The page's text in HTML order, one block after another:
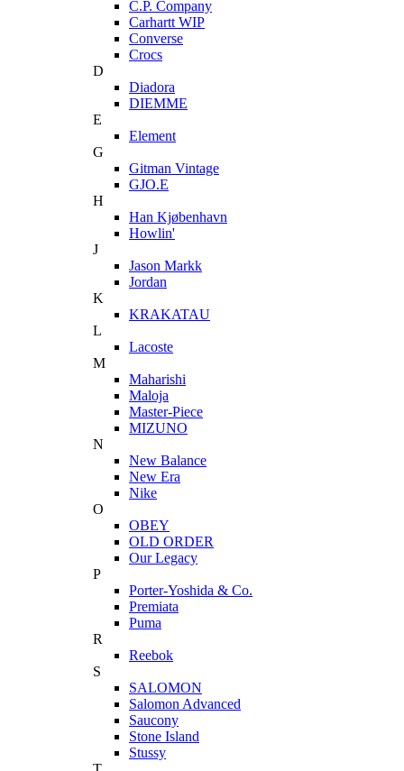
C.P. Company
Carhartt WIP
Converse
Crocs
D
Diadora
DIEMME
E
Element
G
Gitman Vintage
GJO.E
H
Han Kjøbenhavn
Howlin'
J
Jason Markk
Jordan
K
KRAKATAU
L
Lacoste
M
Maharishi
Maloja
Master-Piece
MIZUNO
N
New Balance
New Era
Nike
O
OBEY
OLD ORDER
Our Legacy
P
Porter-Yoshida & Co.
Premiata
Puma
R
Reebok
S
SALOMON
Salomon Advanced
Saucony
Stone Island
Stussy